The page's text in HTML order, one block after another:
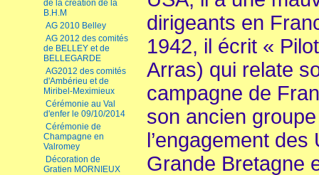
de la création de la
B.H.M
AG 2010 Belley
AG 2012 des comités
de BELLEY et de
BELLEGARDE
AG2012 des comités
d'Ambérieu et de
Miribel-Meximieux
Cérémonie au Val
d'enfer le 09/10/2014
Cérémonie de
Champagne en
Valromey
Décoration de
Gratien MORNIEUX
dirigeants en
1942, il écrit «
Arras) qui relate
campagne de
son ancien
l’engagement
Grande Bretagne